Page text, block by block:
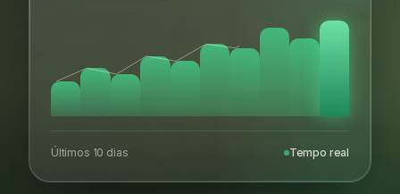
Últimos 10 dias Tempo real